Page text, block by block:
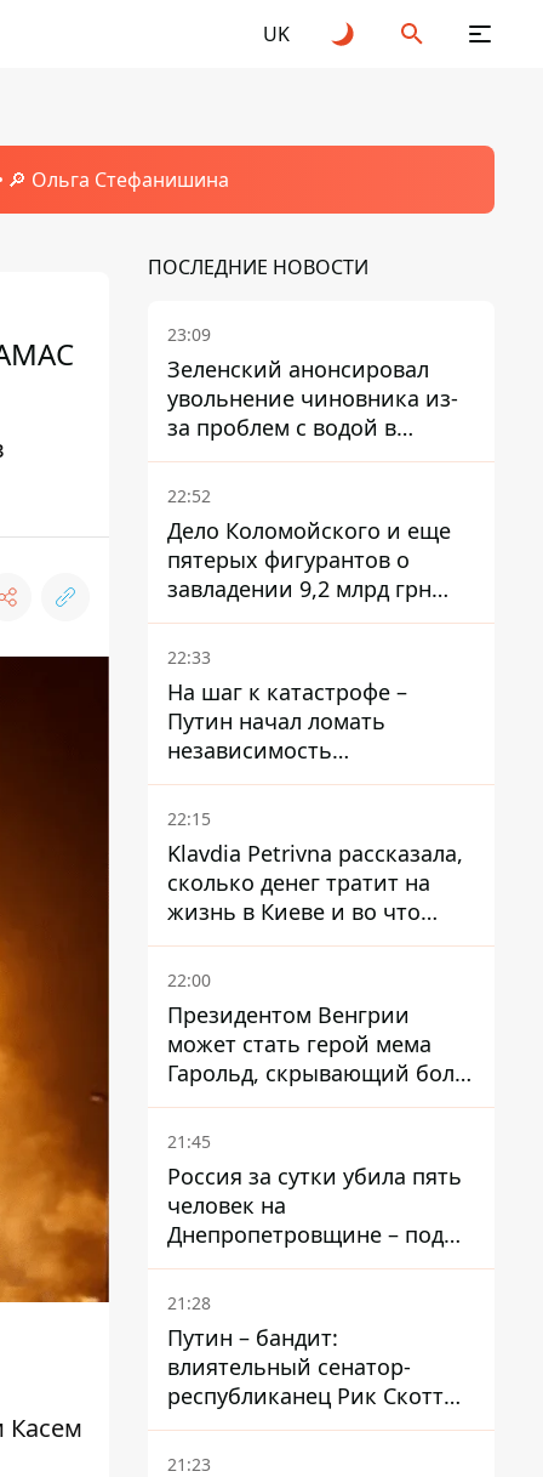
UK
🔎 Ольга Стефанишина
Касем
ПОСЛЕДНИЕ НОВОСТИ
23:09
Зеленский анонсировал
увольнение чиновника из-
за проблем с водой в
Марганце
22:52
Дело Коломойского и еще
пятерых фигурантов о
завладении 9,2 млрд грн
ПриватБанка направили в
суд
22:33
На шаг к катастрофе –
Путин начал ломать
независимость
собственного Центробанка,
заставив снизить базовую
ставку
22:15
Klavdia Petrivna рассказала,
сколько денег тратит на
жизнь в Киеве и во что
вкладывает миллионы
22:00
Президентом Венгрии
может стать герой мема
Гарольд, скрывающий боль
– он возглавил народное
голосование
21:45
Россия за сутки убила пять
человек на
Днепропетровщине – под
ударами оказались пять
районов области
21:28
Путин – бандит:
влиятельный сенатор-
республиканец Рик Скотт
призвал Конгресс привлечь
РФ к ответственности за
21:23